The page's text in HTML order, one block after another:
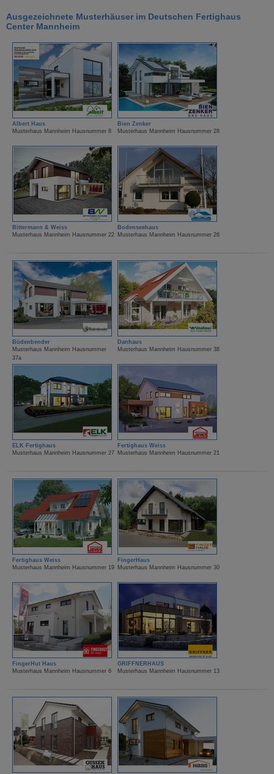
Ausgezeichnete Musterhäuser im Deutschen Fertighaus
Center Mannheim
Albert Haus
Musterhaus Mannheim Hausnummer 8
Bien Zenker
Musterhaus Mannheim Hausnummer 28
Bittermann & Weiss
Musterhaus Mannheim Hausnummer 22
Bodenseehaus
Musterhaus Mannheim Hausnummer 26
Büdenbender
Musterhaus Mannheim Hausnummer
37a
Danhaus
Musterhaus Mannheim Hausnummer 38
ELK Fertighaus
Musterhaus Mannheim Hausnummer 27
Fertighaus Weiss
Musterhaus Mannheim Hausnummer 21
Fertighaus Weiss
Musterhaus Mannheim Hausnummer 19
FingerHaus
Musterhaus Mannheim Hausnummer 30
FingerHut Haus
Musterhaus Mannheim Hausnummer 6
GRIFFNERHAUS
Musterhaus Mannheim Hausnummer 13